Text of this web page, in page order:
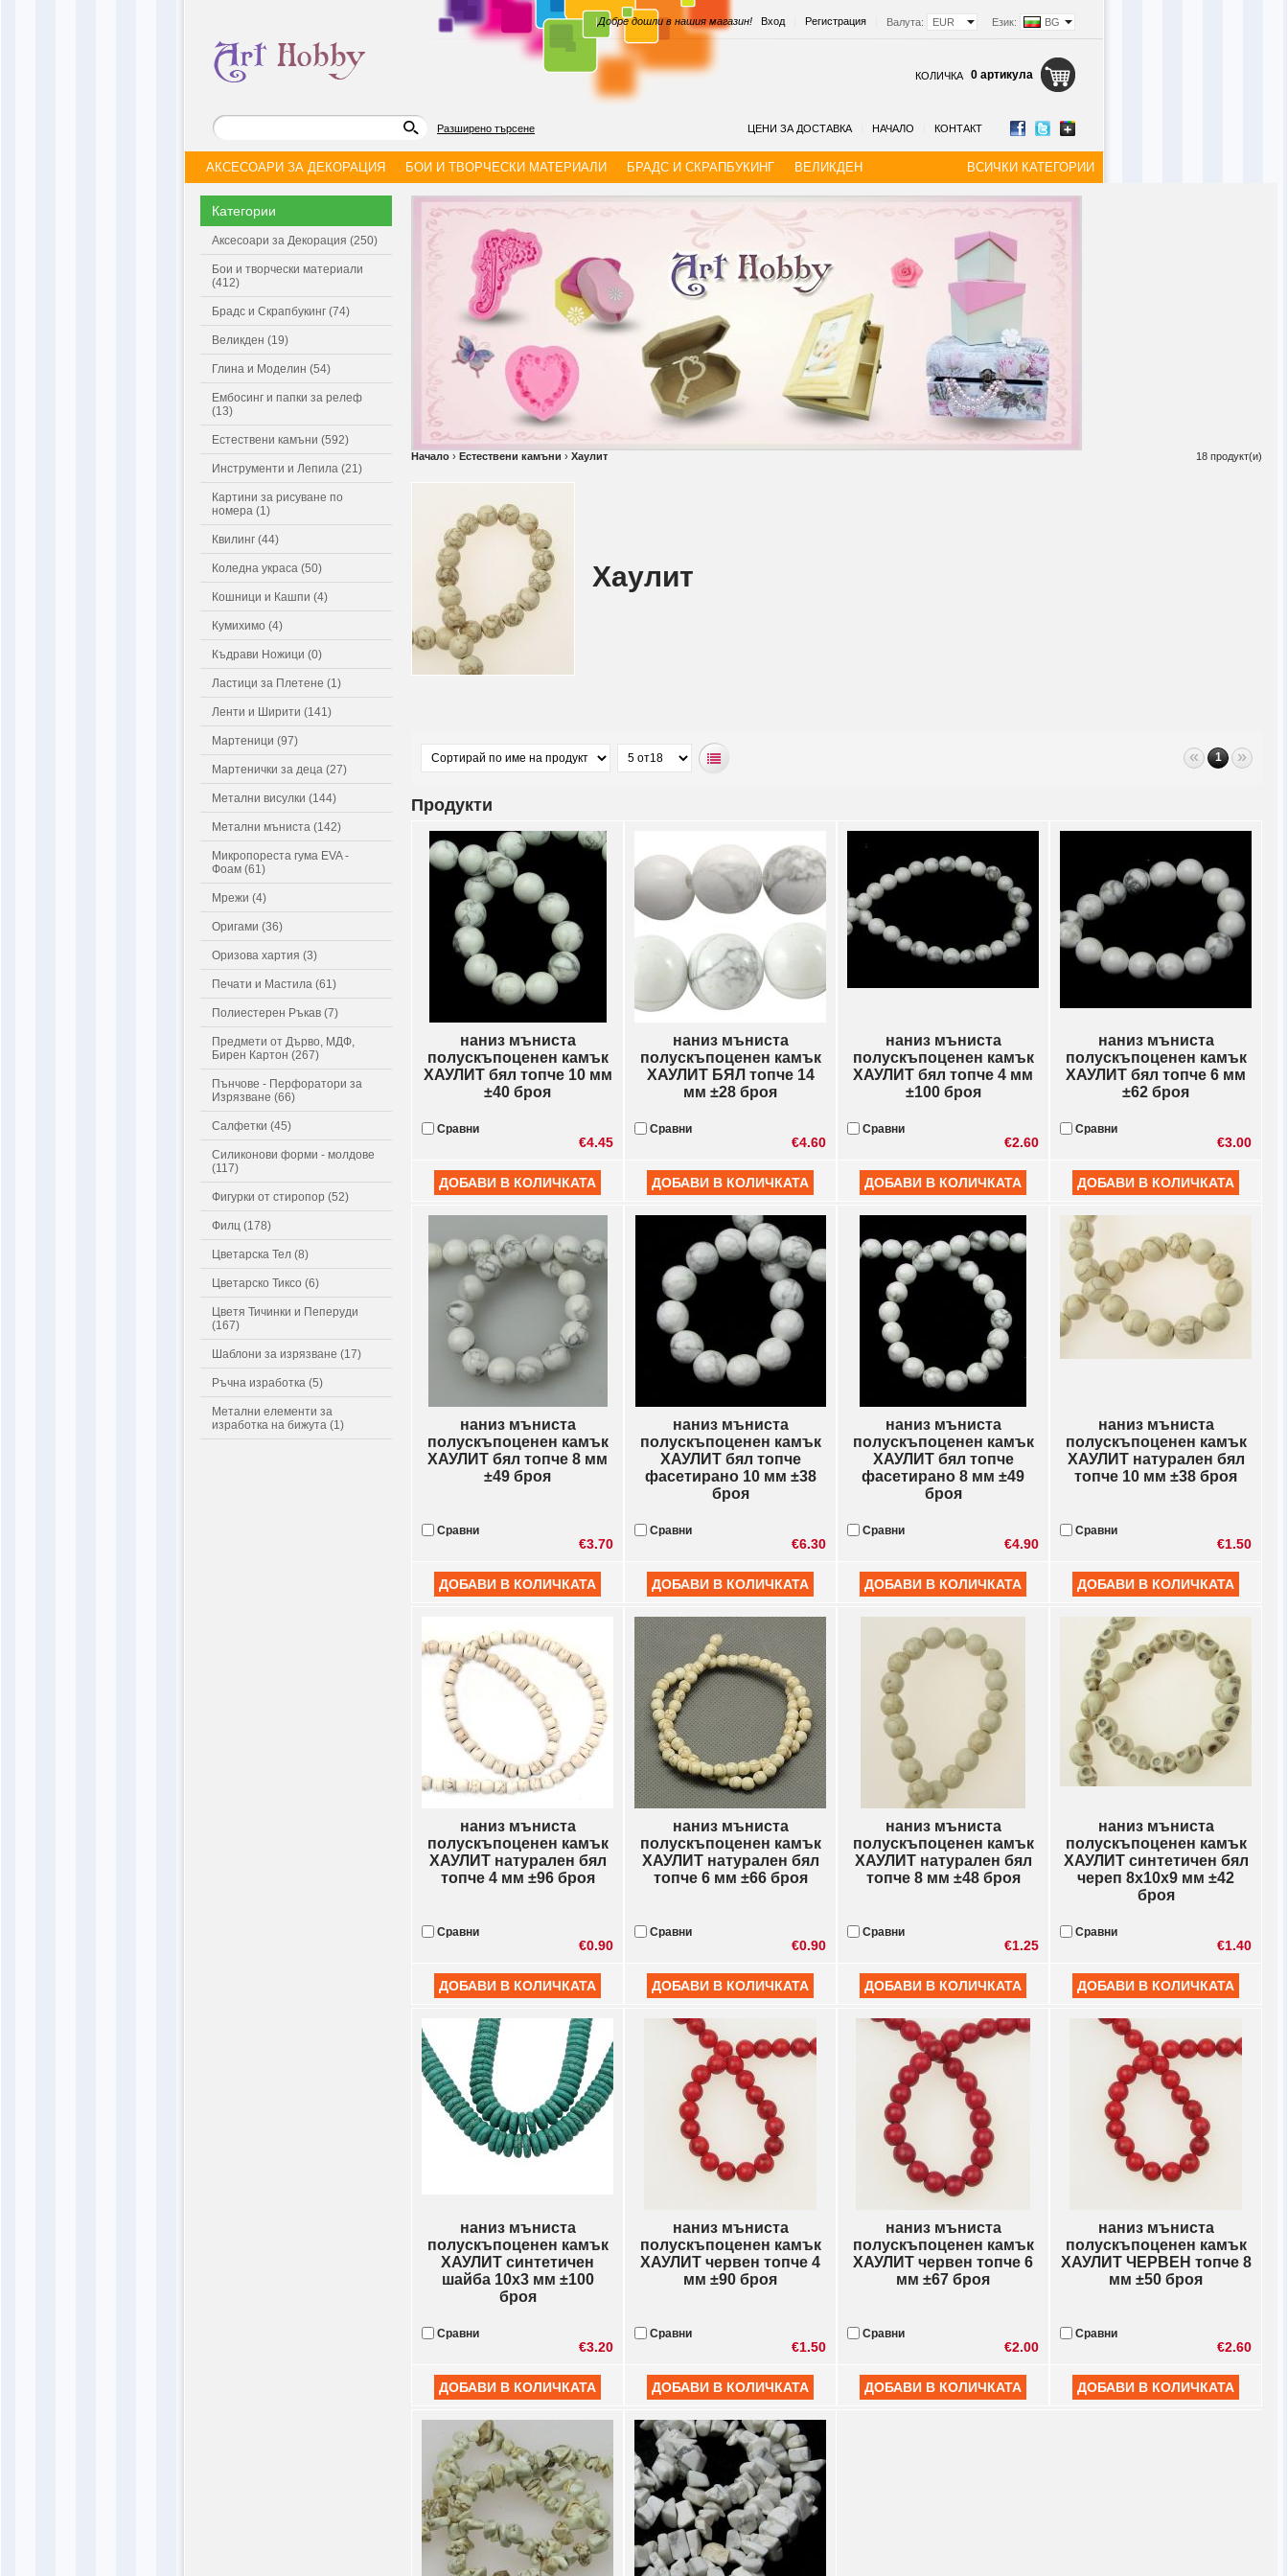
Език: BG
Валута: EUR
Вход Регистрация
Добре дошли в нашия магазин!
|
КОЛИЧКА 0 артикула
Разширено търсене ЦЕНИ ЗА ДОСТАВКА НАЧАЛО КОНТАКТ
АКСЕСОАРИ ЗА ДЕКОРАЦИЯ БОИ И ТВОРЧЕСКИ МАТЕРИАЛИ БРАДС И СКРАПБУКИНГ ВЕЛИКДЕН ВСИЧКИ КАТЕГОРИИ
Категории
Аксесоари за Декорация (250)
Бои и творчески материали
(412)
Брадс и Скрапбукинг (74)
Великден (19)
Глина и Моделин (54)
Ембосинг и папки за релеф
(13)
Естествени камъни (592)
Инструменти и Лепила (21)
Картини за рисуване по
номера (1)
Квилинг (44)
Коледна украса (50)
Кошници и Кашпи (4)
Кумихимо (4)
Къдрави Ножици (0)
Ластици за Плетене (1)
Ленти и Ширити (141)
Мартеници (97)
Мартенички за деца (27)
Метални висулки (144)
Метални мъниста (142)
Микропореста гума EVA -
Фоам (61)
Мрежи (4)
Оригами (36)
Оризова хартия (3)
Печати и Мастила (61)
Полиестерен Ръкав (7)
Предмети от Дърво, МДФ,
Бирен Картон (267)
Пънчове - Перфоратори за
Изрязване (66)
Салфетки (45)
Силиконови форми - молдове
(117)
Фигурки от стиропор (52)
Филц (178)
Цветарска Тел (8)
Цветарско Тиксо (6)
Цветя Тичинки и Пеперуди
(167)
Шаблони за изрязване (17)
Ръчна изработка (5)
Метални елементи за
изработка на бижута (1)
18 продукт(и)
Начало › Естествени камъни › Хаулит
Хаулит
« 1 »
Продукти
наниз мъниста
полускъпоценен камък
ХАУЛИТ бял топче 10 мм
±40 броя
наниз мъниста
полускъпоценен камък
ХАУЛИТ БЯЛ топче 14
мм ±28 броя
наниз мъниста
полускъпоценен камък
ХАУЛИТ бял топче 4 мм
±100 броя
наниз мъниста
полускъпоценен камък
ХАУЛИТ бял топче 6 мм
±62 броя
Сравни
€4.45
Сравни
€4.60
Сравни
€2.60
Сравни
€3.00
наниз мъниста
полускъпоценен камък
ХАУЛИТ бял топче 8 мм
±49 броя
наниз мъниста
полускъпоценен камък
ХАУЛИТ бял топче
фасетирано 10 мм ±38
броя
наниз мъниста
полускъпоценен камък
ХАУЛИТ бял топче
фасетирано 8 мм ±49
броя
наниз мъниста
полускъпоценен камък
ХАУЛИТ натурален бял
топче 10 мм ±38 броя
Сравни
€3.70
Сравни
€6.30
Сравни
€4.90
Сравни
€1.50
наниз мъниста
полускъпоценен камък
ХАУЛИТ натурален бял
топче 4 мм ±96 броя
наниз мъниста
полускъпоценен камък
ХАУЛИТ натурален бял
топче 6 мм ±66 броя
наниз мъниста
полускъпоценен камък
ХАУЛИТ натурален бял
топче 8 мм ±48 броя
наниз мъниста
полускъпоценен камък
ХАУЛИТ синтетичен бял
череп 8x10x9 мм ±42
броя
Сравни
€0.90
Сравни
€0.90
Сравни
€1.25
Сравни
€1.40
наниз мъниста
полускъпоценен камък
ХАУЛИТ синтетичен
шайба 10x3 мм ±100
броя
наниз мъниста
полускъпоценен камък
ХАУЛИТ червен топче 4
мм ±90 броя
наниз мъниста
полускъпоценен камък
ХАУЛИТ червен топче 6
мм ±67 броя
наниз мъниста
полускъпоценен камък
ХАУЛИТ ЧЕРВЕН топче 8
мм ±50 броя
Сравни
€3.20
Сравни
€1.50
Сравни
€2.00
Сравни
€2.60